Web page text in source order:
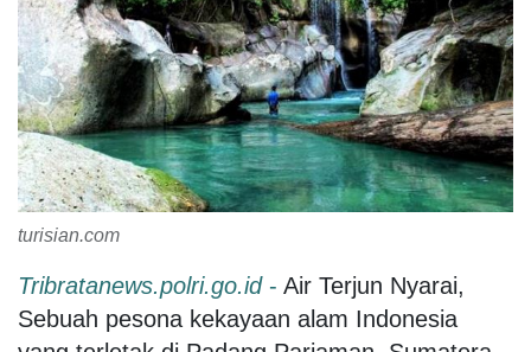
turisian.com
Tribratanews.polri.go.id - Air Terjun Nyarai,
Sebuah pesona kekayaan alam Indonesia